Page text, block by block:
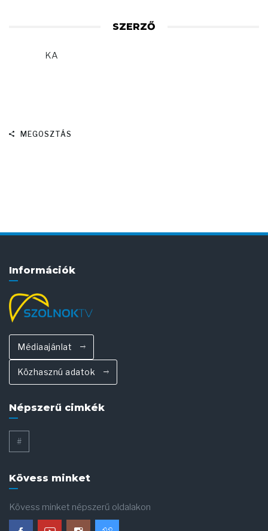
SZERZŐ
KA
MEGOSZTÁS
Információk
Médiaajánlat
Közhasznú adatok
Népszerű cimkék
#
Kövess minket
Kövess minket népszerű oldalakon